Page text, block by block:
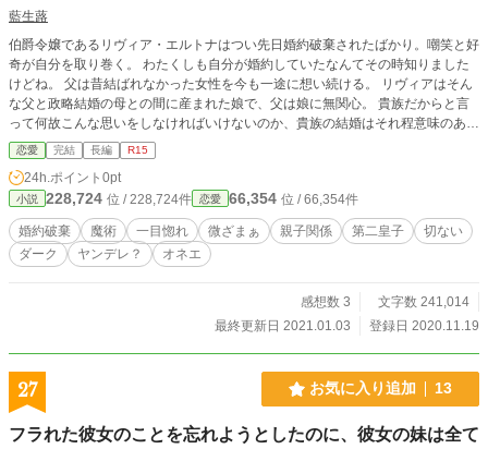
藍生蕗
伯爵令嬢であるリヴィア・エルトナはつい先日婚約破棄されたばかり。嘲笑と好
奇が自分を取り巻く。 わたくしも自分が婚約していたなんてその時知りました
けどね。 父は昔結ばれなかった女性を今も一途に想い続ける。 リヴィアはそん
な父と政略結婚の母との間に産まれた娘で、父は娘に無関心。 貴族だからと言
って何故こんな思いをしなければいけないのか、貴族の結婚はそれ程意味のある
ものなのか。 そんな思いを抱えるリヴィアは、父と境遇を同じくする第二皇子
と知り合い、自身にわだかまる思いを彼にぶつけてしまうのだが…… ※小説家
になろう・カクヨムでも掲載してます
恋愛 完結 長編 R15
24h.ポイント 0pt
小説 228,724 位 / 228,724件 恋愛 66,354 位 / 66,354件
婚約破棄 魔術 一目惚れ 微ざまぁ 親子関係 第二皇子
切ない
ダーク
ヤンデレ？ オネエ
感想数 3
文字数 241,014
最終更新日 2021.01.03
登録日 2020.11.19
27 お気に入り追加 13
フラれた彼女のことを忘れようとしたのに、彼女の妹は全て